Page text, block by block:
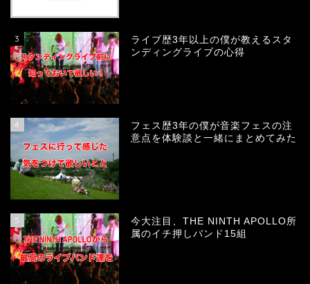
3
ライブ歴3年以上の僕が教えるスタ
ンディングライブの心得
4
フェス歴3年の僕が音楽フェスの注
意点を体験談と一緒にまとめてみた
5
今大注目、THE NINTH APOLLO所
属のイチ押しバンド15組